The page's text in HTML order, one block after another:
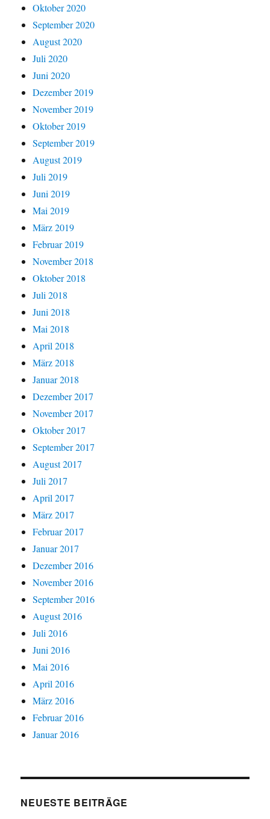
Oktober 2020
September 2020
August 2020
Juli 2020
Juni 2020
Dezember 2019
November 2019
Oktober 2019
September 2019
August 2019
Juli 2019
Juni 2019
Mai 2019
März 2019
Februar 2019
November 2018
Oktober 2018
Juli 2018
Juni 2018
Mai 2018
April 2018
März 2018
Januar 2018
Dezember 2017
November 2017
Oktober 2017
September 2017
August 2017
Juli 2017
April 2017
März 2017
Februar 2017
Januar 2017
Dezember 2016
November 2016
September 2016
August 2016
Juli 2016
Juni 2016
Mai 2016
April 2016
März 2016
Februar 2016
Januar 2016
NEUESTE BEITRÄGE